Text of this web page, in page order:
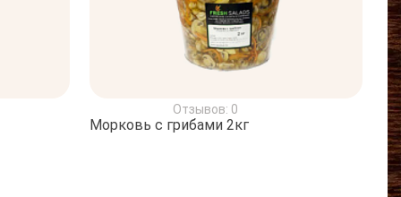
Отзывов: 0
Морковь с грибами 2кг